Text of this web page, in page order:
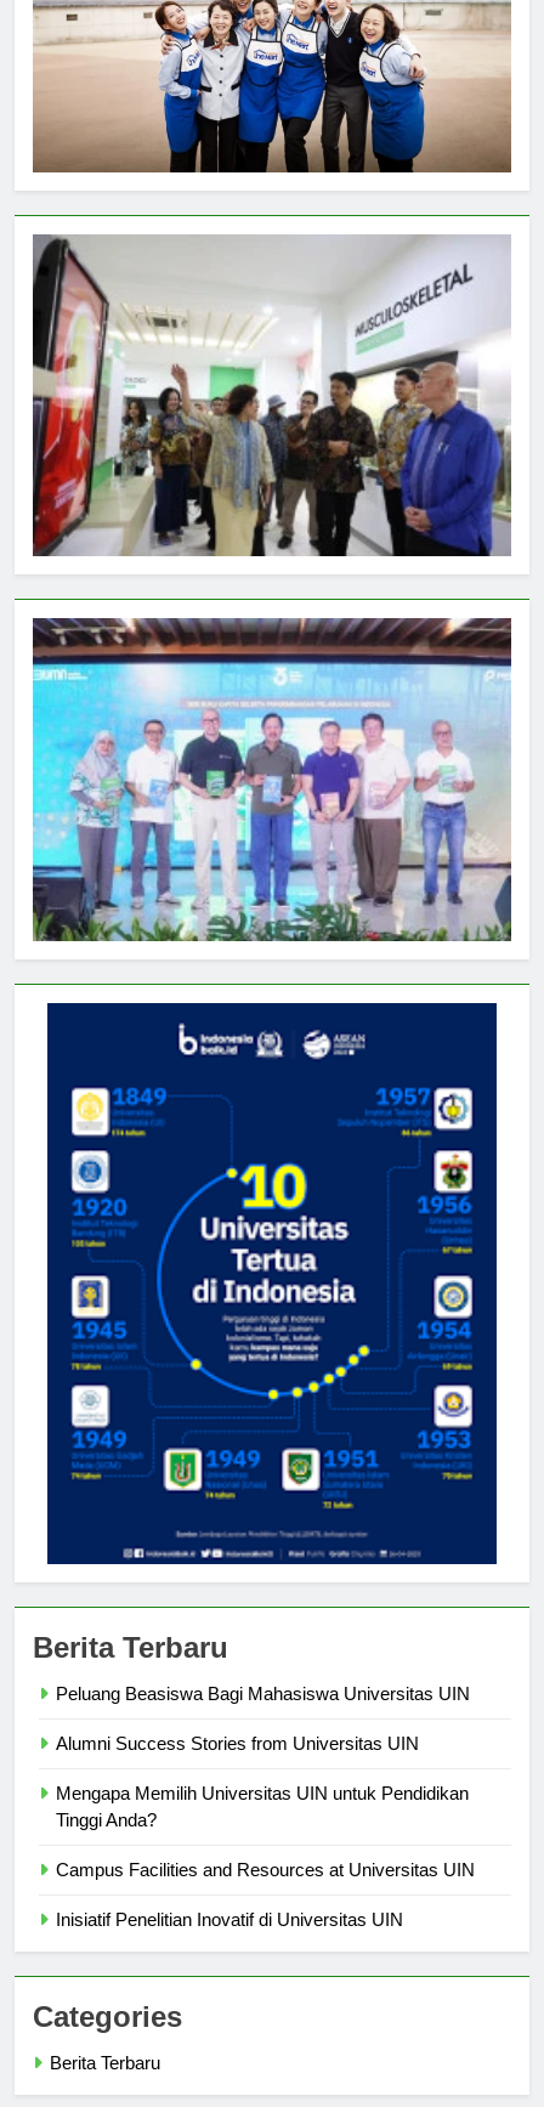
Berita Terbaru
Peluang Beasiswa Bagi Mahasiswa Universitas UIN
Alumni Success Stories from Universitas UIN
Mengapa Memilih Universitas UIN untuk Pendidikan
Tinggi Anda?
Campus Facilities and Resources at Universitas UIN
Inisiatif Penelitian Inovatif di Universitas UIN
Categories
Berita Terbaru